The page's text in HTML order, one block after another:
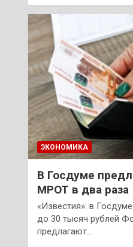
ЭКОНОМИКА
В Госдуме
МРОТ в два раза
«Известия»: в
до 30 тысяч рублей
предлагают…